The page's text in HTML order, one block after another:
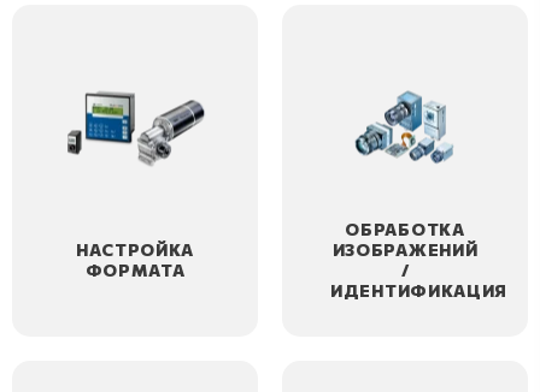
НАСТРОЙКА
ФОРМАТА
ОБРАБОТКА
ИЗОБРАЖЕНИЙ
/
ИДЕНТИФИКАЦИЯ